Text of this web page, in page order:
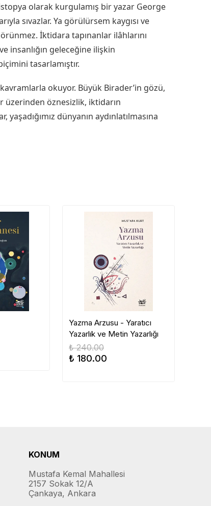
olarak kurgulamış bir yazar George
sıvazlar. Ya görülürsem kaygısı ve
İktidara tapınanlar ilâhlarını
insanlığın geleceğine ilişkin
tasarlamıştır.
okuyor. Büyük Birader’in gözü,
üzerinden öznesizlik, iktidarın
dünyanın aydınlatılmasına
Yazma Arzusu - Yaratıcı
Yazarlık ve Metin Yazarlığı
₺ 240.00
₺ 180.00
KONUM
Mustafa Kemal Mahallesi
2157 Sokak 12/A
Çankaya, Ankara